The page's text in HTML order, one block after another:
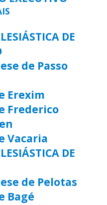
DE
de Passo
Erexim
Frederico
Vacaria
DE
de Pelotas
Bagé